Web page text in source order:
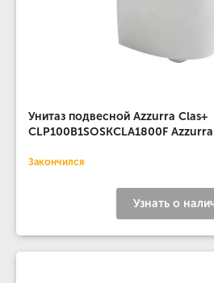
Унитаз подвесной Azzurra Clas+
CLP100B1SOSKCLA1800F Azzurra
Закончился
Узнать о